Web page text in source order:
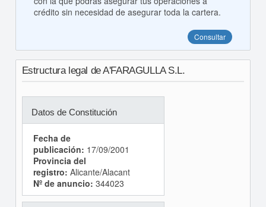
crédito sin necesidad de asegurar toda la cartera.
Consultar
Estructura legal de A'FARAGULLA S.L.
Datos de Constitución
Fecha de
publicación: 17/09/2001
Provincia del
registro: Alicante/Alacant
Nº de anuncio: 344023